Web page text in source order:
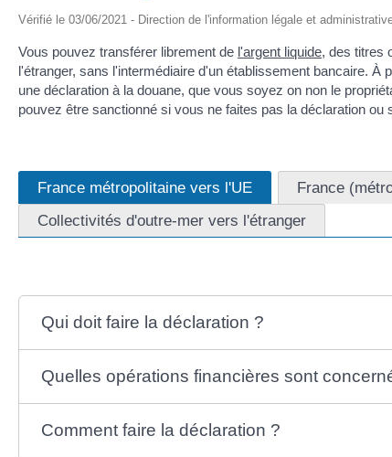
Vérifié le 03/06/2021 - Direction de l'information légale et
Vous pouvez transférer librement de l'argent liquide, des titres
l'étranger, sans l'intermédiaire d'un établissement bancaire. À
une déclaration à la douane, que vous soyez on non le
pouvez être sanctionné si vous ne faites pas la déclaration ou
France métropolitaine vers l'UE
France
Collectivités d'outre-mer vers l'étranger
Qui doit faire la déclaration ?
Quelles opérations financières sont
Comment faire la déclaration ?